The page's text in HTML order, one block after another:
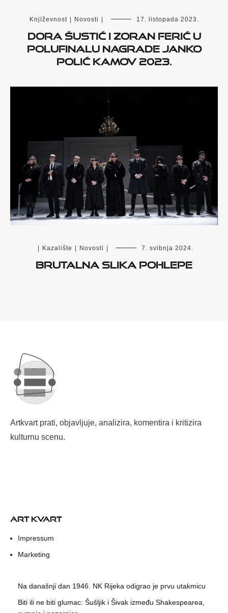
Književnost Novosti 17. listopada 2023.
Dora Šustić i Zoran Ferić u
polufinalu Nagrade Janko
Polić Kamov 2023.
| Kazalište | Novosti | 7. svibnja 2024.
BRUTALNA SLIKA POHLEPE
Artkvart prati, objavljuje, analizira, komentira i kritizira
kulturnu scenu.
ART KVART
Impressum
Marketing
Na današnji dan 1946. NK Rijeka odigrao je prvu utakmicu
Biti ili ne biti glumac: Šušljik i Šivak između Shakespearea,